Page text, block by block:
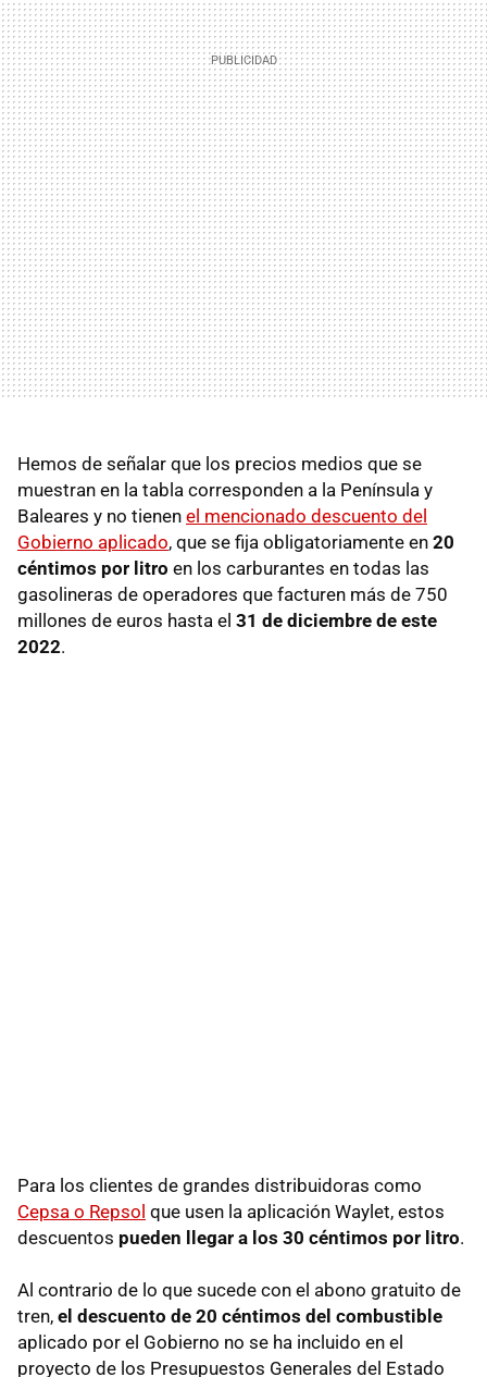
Hemos de señalar que los precios medios que se
muestran en la tabla corresponden a la Península y
Baleares y no tienen el mencionado descuento del
Gobierno aplicado, que se fija obligatoriamente en 20
céntimos por litro en los carburantes en todas las
gasolineras de operadores que facturen más de 750
millones de euros hasta el 31 de diciembre de este
2022.
Para los clientes de grandes distribuidoras como
Cepsa o Repsol que usen la aplicación Waylet, estos
descuentos pueden llegar a los 30 céntimos por litro.
Al contrario de lo que sucede con el abono gratuito de
tren, el descuento de 20 céntimos del combustible
aplicado por el Gobierno no se ha incluido en el
proyecto de los Presupuestos Generales del Estado